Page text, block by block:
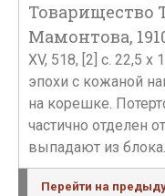
Товарищество
Мамонтова,
XV, 518, [2] c. 22,5 x
эпохи с кожаной
на корешке.
частично отделен
выпадают из
Перейти на